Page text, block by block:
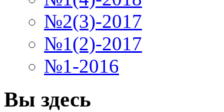
№2(3)-2017
№1(2)-2017
№1-2016
Вы здесь